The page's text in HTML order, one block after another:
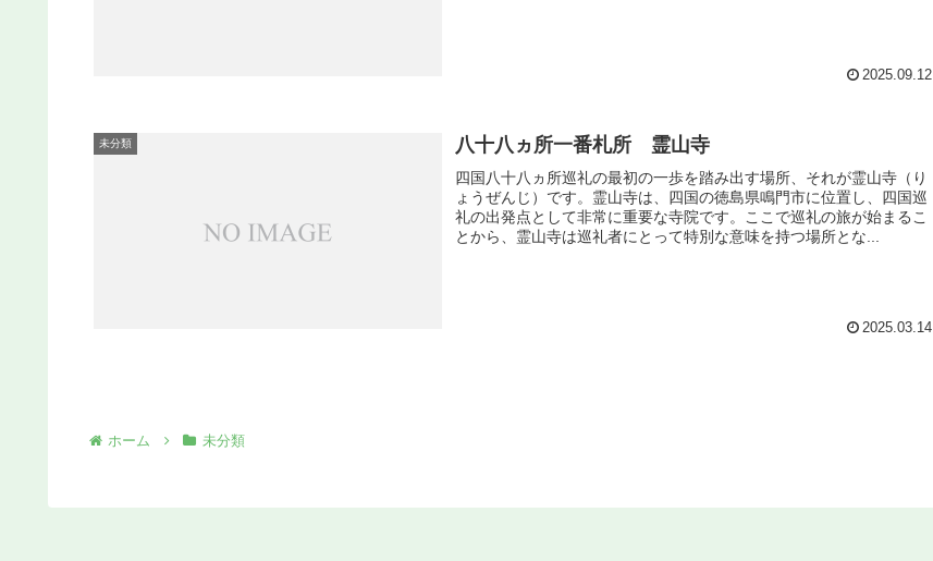
2025.09.12
未分類 八十八ヵ所一番札所 霊山寺
四国八十八ヵ所巡礼の最初の一歩を踏み出す場所、それが霊山寺（り
ょうぜんじ）です。霊山寺は、四国の徳島県鳴門市に位置し、四国巡
礼の出発点として非常に重要な寺院です。ここで巡礼の旅が始まるこ
とから、霊山寺は巡礼者にとって特別な意味を持つ場所とな...
2025.03.14
ホーム 未分類